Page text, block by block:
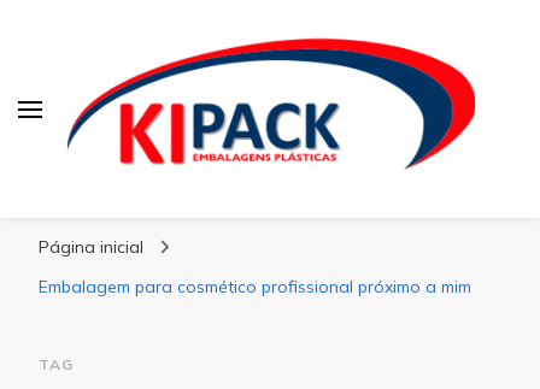
Página inicial
Embalagem para cosmético profissional próximo a mim
TAG